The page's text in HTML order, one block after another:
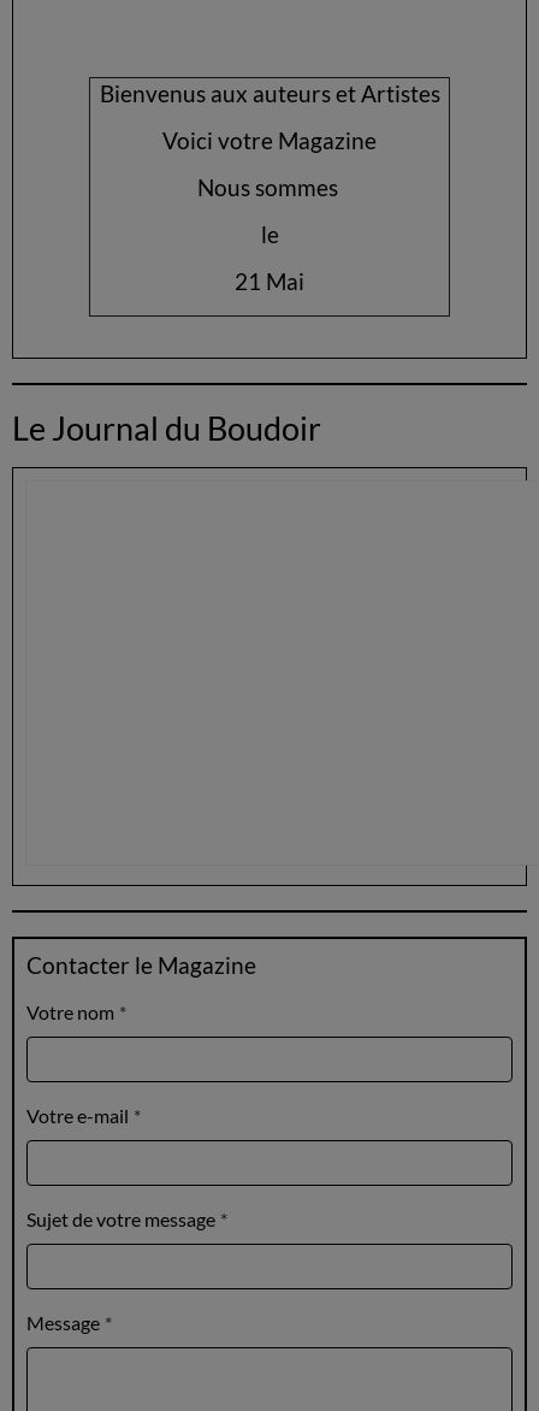
Bienvenus aux auteurs et Artistes
Voici votre Magazine
Nous sommes
le
21 Mai
Le Journal du Boudoir
Contacter le Magazine
Votre nom
Votre e-mail
Sujet de votre message
Message